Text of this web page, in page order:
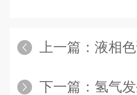
上一篇： 液相
下一篇： 氢气